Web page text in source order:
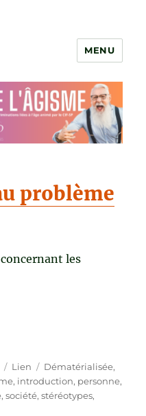
MENU
problème
les
Format
Lien Catégories
Dématérialisée,
, introduction, personne,
,société,stéréotypes,